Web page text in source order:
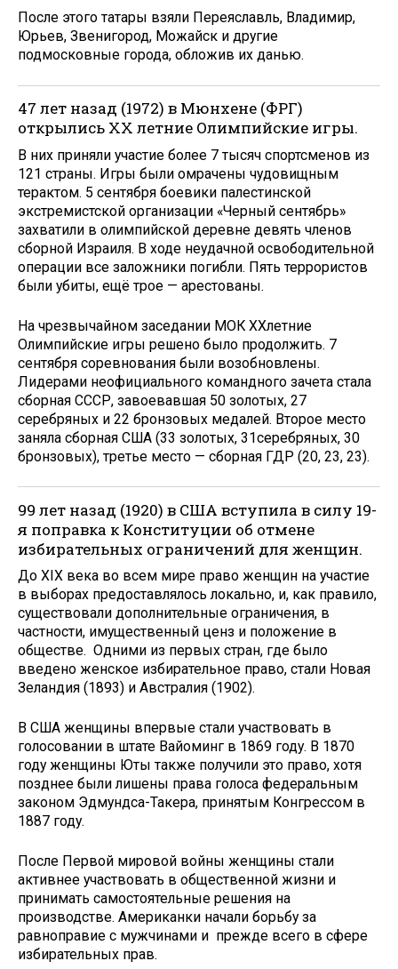
После этого татары взяли Переяславль, Владимир,
Юрьев, Звенигород, Можайск и другие
подмосковные города, обложив их данью.
47 лет назад (1972) в Мюнхене (ФРГ)
открылись XX летние Олимпийские игры.
В них приняли участие более 7 тысяч спортсменов из
121 страны. Игры были омрачены чудовищным
терактом. 5 сентября боевики палестинской
экстремистской организации «Черный сентябрь»
захватили в олимпийской деревне девять членов
сборной Израиля. В ходе неудачной освободительной
операции все заложники погибли. Пять террористов
были убиты, ещё трое — арестованы.
На чрезвычайном заседании МОК XXлетние
Олимпийские игры решено было продолжить. 7
сентября соревнования были возобновлены.
Лидерами неофициального командного зачета стала
сборная СССР, завоевавшая 50 золотых, 27
серебряных и 22 бронзовых медалей. Второе место
заняла сборная США (33 золотых, 31серебряных, 30
бронзовых), третье место — сборная ГДР (20, 23, 23).
99 лет назад (1920) в США вступила в силу 19-
я поправка к Конституции об отмене
избирательных ограничений для женщин.
До XIX века во всем мире право женщин на участие
в выборах предоставлялось локально, и, как правило,
существовали дополнительные ограничения, в
частности, имущественный ценз и положение в
обществе. Одними из первых стран, где было
введено женское избирательное право, стали Новая
Зеландия (1893) и Австралия (1902).
В США женщины впервые стали участвовать в
голосовании в штате Вайоминг в 1869 году. В 1870
году женщины Юты также получили это право, хотя
позднее были лишены права голоса федеральным
законом Эдмундса-Такера, принятым Конгрессом в
1887 году.
После Первой мировой войны женщины стали
активнее участвовать в общественной жизни и
принимать самостоятельные решения на
производстве. Американки начали борьбу за
равноправие с мужчинами и прежде всего в сфере
избирательных прав.